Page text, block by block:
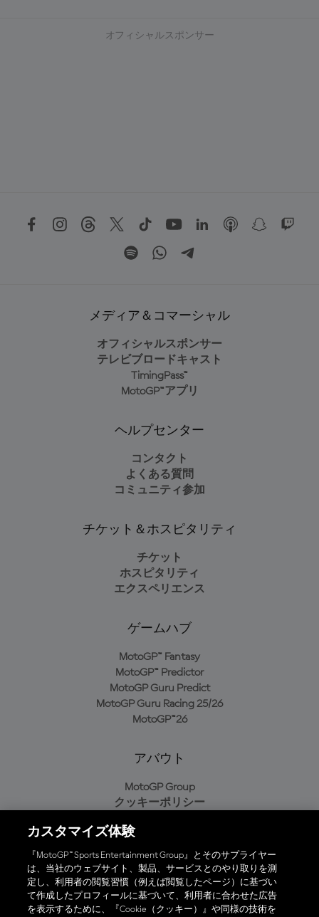
オフィシャルスポンサー
メディア＆コマーシャル
オフィシャルスポンサー
テレビブロードキャスト
TimingPass™
MotoGP™アプリ
ヘルプセンター
コンタクト
よくある質問
コミュニティ参加
チケット＆ホスピタリティ
チケット
ホスピタリティ
エクスペリエンス
ゲームハブ
MotoGP™ Fantasy
MotoGP™ Predictor
MotoGP Guru Predict
MotoGP Guru Racing 25/26
MotoGP™26
アバウト
MotoGP Group
クッキーポリシー
プライバシーポリシー
購入ポリシー
オフィシャルアプリ
カスタマイズ体験
『MotoGP™ Sports Entertainment Group』とそのサプライヤー
は、当社のウェブサイト、製品、サービスとのやり取りを測
定し、利用者の閲覧習慣（例えば閲覧したページ）に基づい
て作成したプロフィールに基づいて、利用者に合わせた広告
を表示するために、『Cookie（クッキー）』や同様の技術を